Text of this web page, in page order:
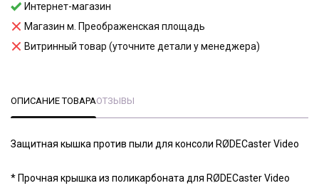
Интернет-магазин
Магазин м. Преображенская площадь
Витринный товар (уточните детали у менеджера)
ОПИСАНИЕ ТОВАРАОТЗЫВЫ
Защитная кышка против пыли для консоли RØDECaster Video
* Прочная крышка из поликарбоната для RØDECaster Video